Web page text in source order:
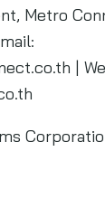
Metro
|